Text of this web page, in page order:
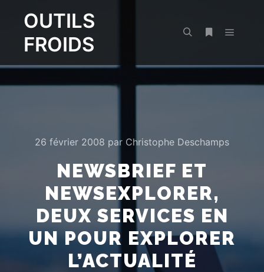
OUTILS
FROIDS
26 février 2008 par Christophe Deschamps
NEWSBRIEF ET
NEWSEXPLORER,
DEUX SERVICES EN
UN POUR EXPLORER
L’ACTUALITÉ